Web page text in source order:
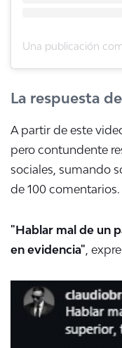
La respuesta
A partir de este
pero contundente
sociales, sumando
de 100 comentarios.
"Hablar mal de un
en evidencia" ,